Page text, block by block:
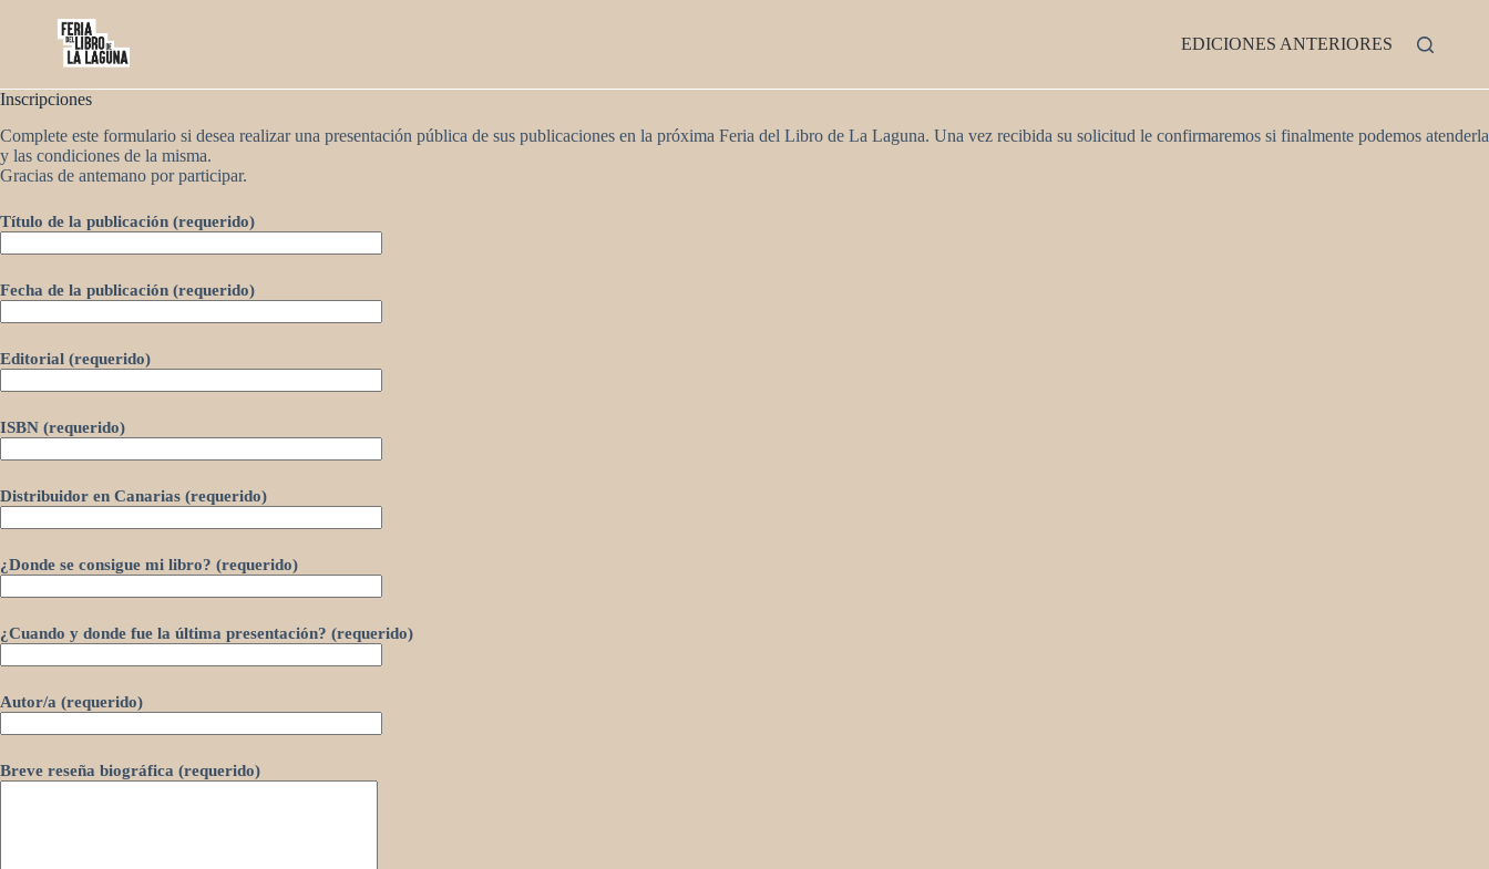
contenido
EDICIONES ANTERIORES
Inscripciones
Complete este formulario si desea realizar una presentación pública de sus publicaciones en la próxima Feria del Libro de La Laguna. Una vez recibida su solicitud le confirmaremos si finalmente podemos atenderla
y las condiciones de la misma.
Gracias de antemano por participar.
Título de la publicación (requerido)
Fecha de la publicación (requerido)
Editorial (requerido)
ISBN (requerido)
Distribuidor en Canarias (requerido)
¿Donde se consigue mi libro? (requerido)
¿Cuando y donde fue la última presentación? (requerido)
Autor/a (requerido)
Breve reseña biográfica (requerido)